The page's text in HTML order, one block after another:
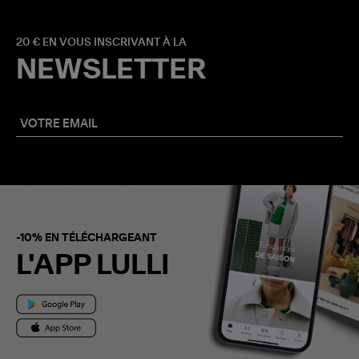
20 € EN VOUS INSCRIVANT À LA
NEWSLETTER
-10% EN TÉLÉCHARGEANT
L'APP LULLI